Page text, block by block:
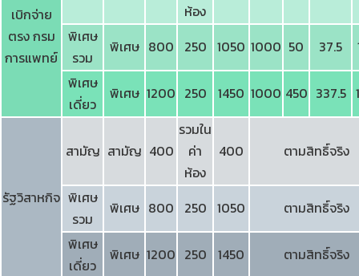
เบิกจ่าย
ตรง กรม
การแพทย์
ห้อง
พิเศษ
รวม
พิเศษ 800 250 1050 1000 50 37.5
พิเศษ
เดี่ยว
พิเศษ 1200 250 1450 1000 450 337.5
รัฐวิสาหกิจ
สามัญ สามัญ 400
รวมใน
ค่า
ห้อง
400 ตามสิทธิ์จริง
พิเศษ
รวม
พิเศษ 800 250 1050
ตามสิทธิ์จริง
พิเศษ
เดี่ยว
พิเศษ 1200 250 1450 ตามสิทธิ์จริง